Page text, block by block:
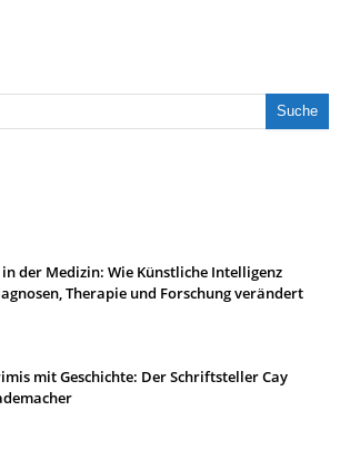
in der Medizin: Wie Künstliche Intelligenz
Therapie und Forschung verändert
mit Geschichte: Der Schriftsteller Cay